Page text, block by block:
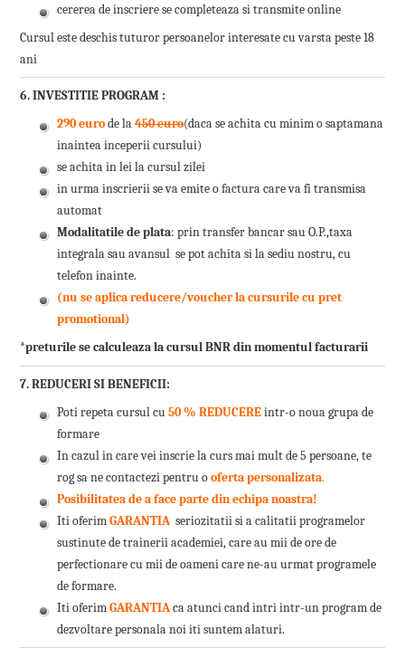
cererea de inscriere se completeaza si transmite online
Cursul este deschis tuturor persoanelor interesate cu varsta peste 18
ani
6. INVESTITIE PROGRAM :
290 eurode la450 euro(daca se achita cu minim o saptamana
inaintea inceperii cursului)
se achita in lei la cursul zilei
in urma inscrierii se va emite o factura care va fi transmisa
automat
Modalitatile de plata: prin transfer bancar sau O.P.,taxa
integrala sau avansul se pot achita si la sediu nostru, cu
telefon inainte.
(nu se aplica reducere/voucher la cursurile cu pret
promotional)
*preturile se calculeaza la cursul BNR din momentul facturarii
7. REDUCERI SI BENEFICII:
Poti repeta cursul cu50 % REDUCEREintr-o noua grupa de
formare
In cazul in care vei inscrie la curs mai mult de 5 persoane, te
rog sa ne contactezi pentru ooferta personalizata.
Posibilitatea de a face parte din echipa noastra!
Iti oferimGARANTIAseriozitatii si a calitatii programelor
sustinute de trainerii academiei, care au mii de ore de
perfectionare cu mii de oameni care ne-au urmat programele
de formare.
Iti oferimGARANTIAca atunci cand intri intr-un program de
dezvoltare personala noi iti suntem alaturi.